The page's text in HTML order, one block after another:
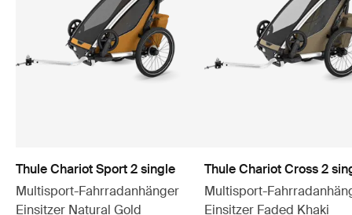
Thule Chariot Sport 2 single
Multisport-Fahrradanhänger
Einsitzer Natural Gold
Thule Chariot Cross 2
Multisport-
Einsitzer Faded Khaki